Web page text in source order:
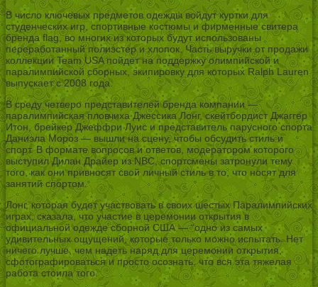
В число ключевых предметов одежды войдут куртки для
студенческих игр, спортивные костюмы и фирменные свитера
бренда flag, во многих из которых будут использованы
переработанный полиэстер и хлопок. Часть выручки от продажи
коллекции Team USA пойдет на поддержку олимпийской и
паралимпийской сборных, экипировку для которых Ralph Lauren
выпускает с 2008 года.
В среду четверо представителей бренда компании —
паралимпийская пловчиха Джессика Лонг, скейтбордист Джаггер
Итон, брейкер Джеффри Луис и представитель парусного спорта
Даниэла Мороз — вышли на сцену, чтобы обсудить стиль и
спорт. В формате вопросов и ответов, модератором которого
выступил Дилан Драйер из NBC, спортсмены затронули тему
того, как они привносят свой личный стиль в то, что носят для
занятий спортом.
Лонг, которая будет участвовать в своих шестых Паралимпийских
играх, сказала, что участие в церемонии открытия в
официальной одежде сборной США — “одно из самых
удивительных ощущений, которые только можно испытать. Нет
ничего лучше, чем надеть наряд для церемонии открытия,
сфотографироваться и просто осознать, что вся эта тяжелая
работа стоила того.